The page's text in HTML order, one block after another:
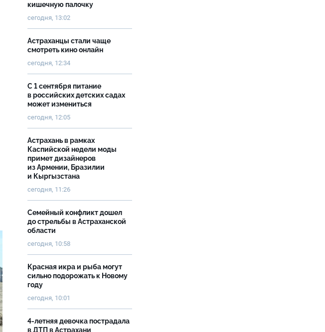
кишечную палочку
сегодня, 13:02
Астраханцы стали чаще
смотреть кино онлайн
сегодня, 12:34
С 1 сентября питание
в российских детских садах
может измениться
сегодня, 12:05
Астрахань в рамках
Каспийской недели моды
примет дизайнеров
из Армении, Бразилии
и Кыргызстана
сегодня, 11:26
Семейный конфликт дошел
до стрельбы в Астраханской
области
сегодня, 10:58
Красная икра и рыба могут
сильно подорожать к Новому
году
сегодня, 10:01
4-летняя девочка пострадала
в ДТП в Астрахани